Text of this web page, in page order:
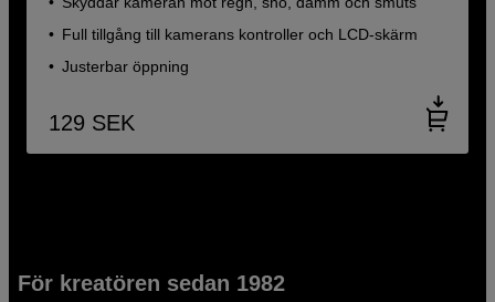
Full tillgång till kamerans kontroller och LCD-skärm
Justerbar öppning
129 SEK
För kreatören sedan 1982